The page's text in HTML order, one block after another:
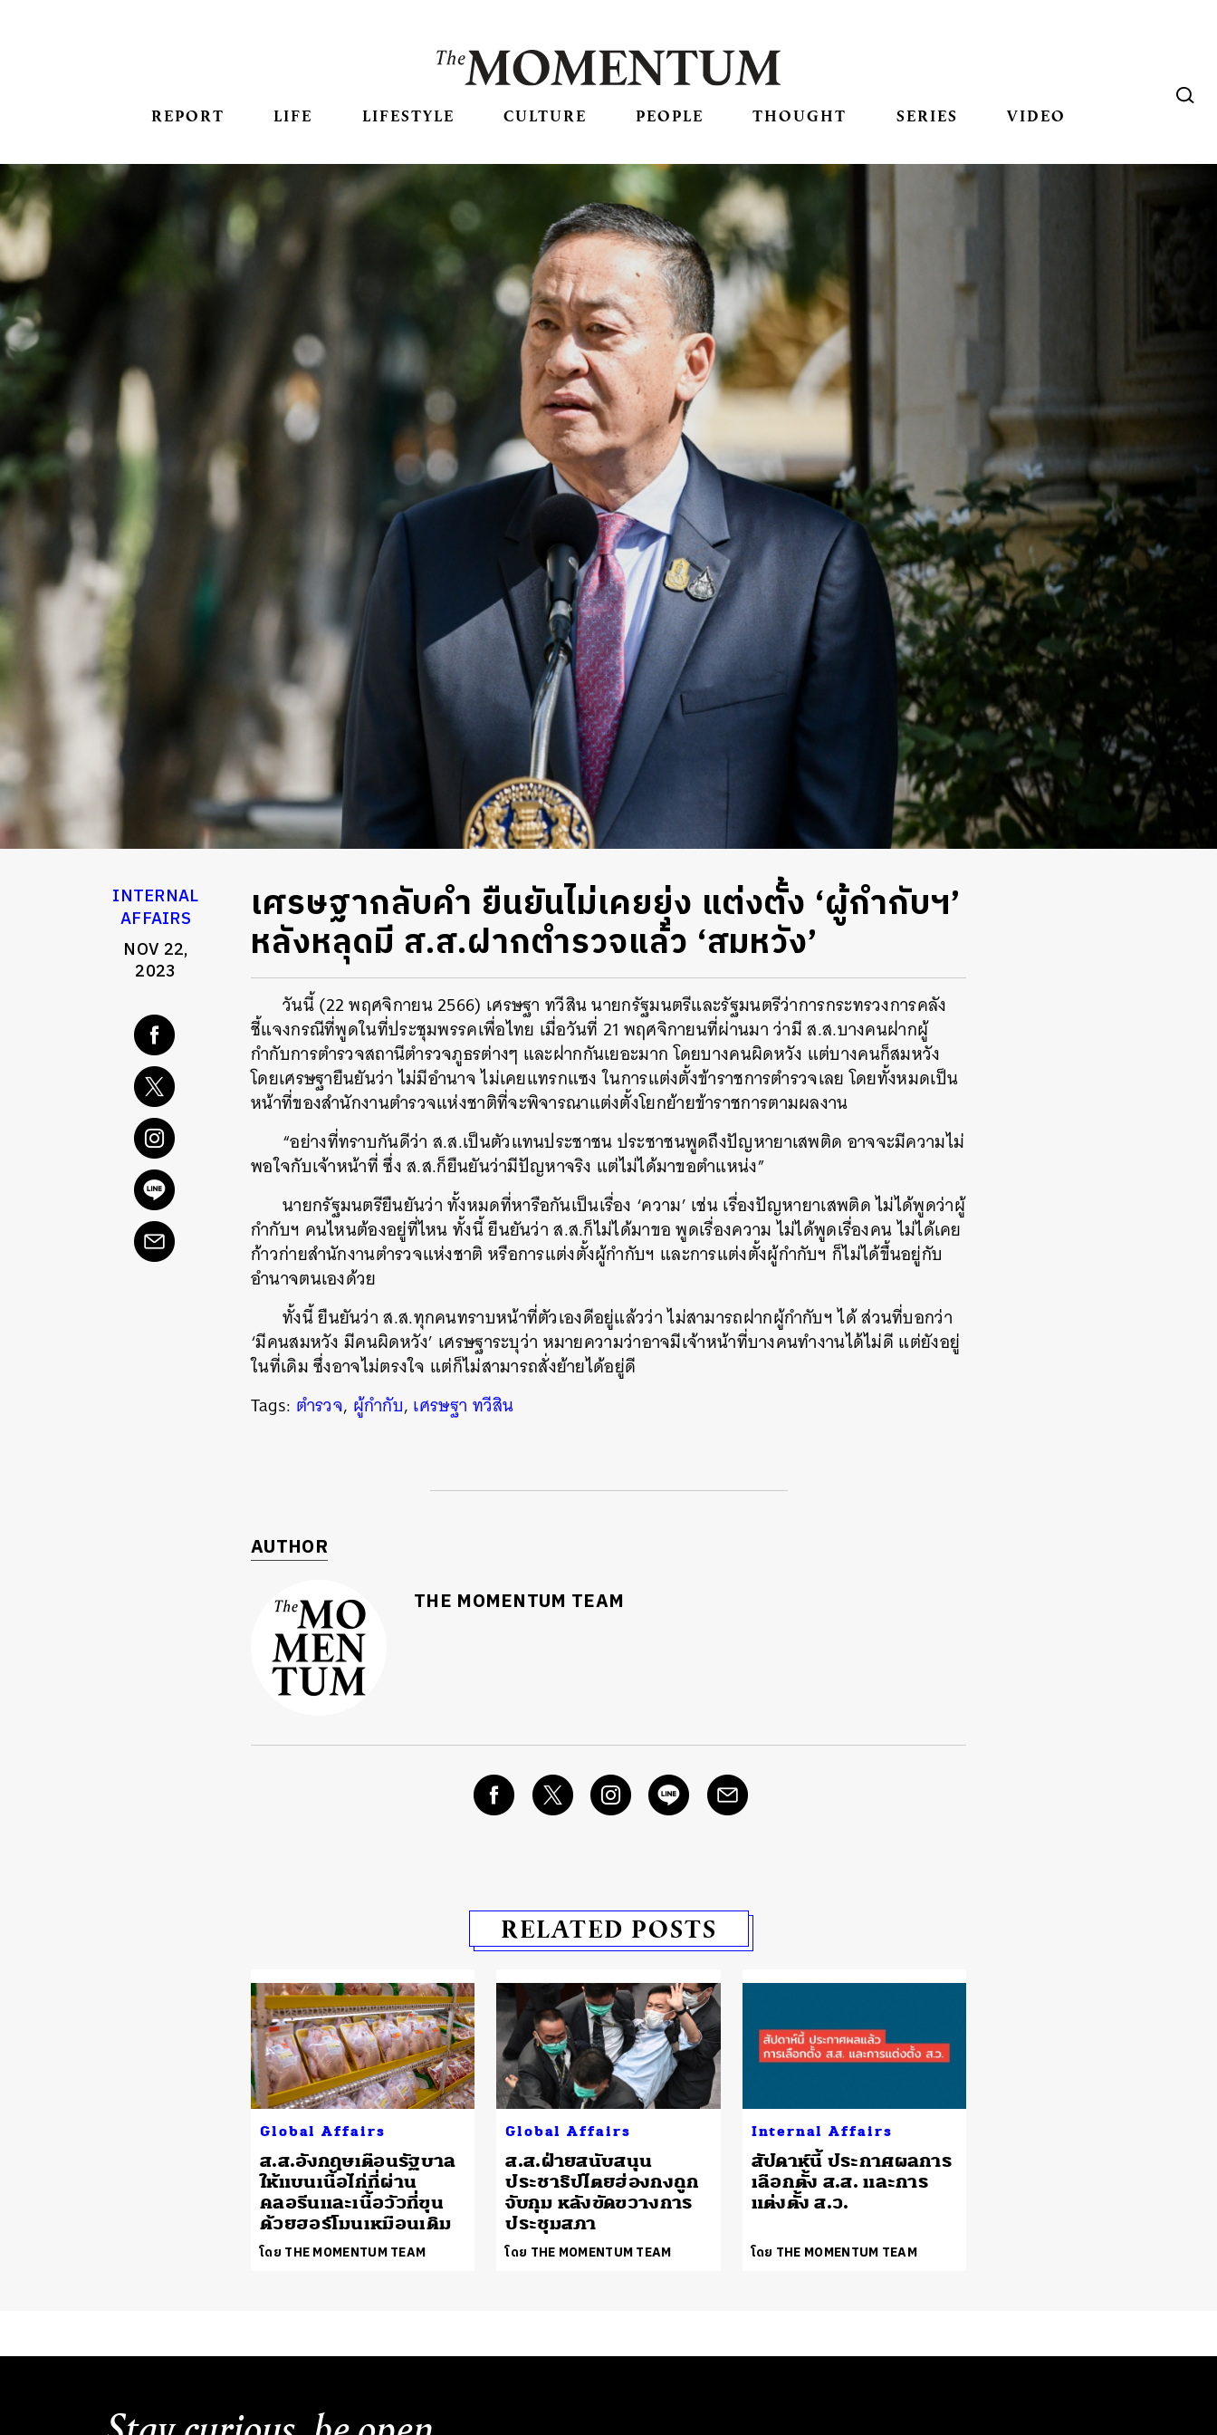
REPORT LIFE LIFESTYLE CULTURE PEOPLE THOUGHT SERIES VIDEO
INTERNAL
AFFAIRS
NOV 22,
2023
เศรษฐากลับคำ ยืนยันไม่เคยยุ่ง แต่งตั้ง ‘ผู้กำกับฯ’
หลังหลุดมี ส.ส.ฝากตำรวจแล้ว ‘สมหวัง’
วันนี้ (22 พฤศจิกายน 2566) เศรษฐา ทวีสิน นายกรัฐมนตรีและรัฐมนตรีว่าการกระทรวงการคลัง
ชี้แจงกรณีที่พูดในที่ประชุมพรรคเพื่อไทย เมื่อวันที่ 21 พฤศจิกายนที่ผ่านมา ว่ามี ส.ส.บางคนฝากผู้
กำกับการตำรวจสถานีตำรวจภูธรต่างๆ และฝากกันเยอะมาก โดยบางคนผิดหวัง แต่บางคนก็สมหวัง
โดยเศรษฐายืนยันว่า ไม่มีอำนาจ ไม่เคยแทรกแซง ในการแต่งตั้งข้าราชการตำรวจเลย โดยทั้งหมดเป็น
หน้าที่ของสำนักงานตำรวจแห่งชาติที่จะพิจารณาแต่งตั้งโยกย้ายข้าราชการตามผลงาน
“อย่างที่ทราบกันดีว่า ส.ส.เป็นตัวแทนประชาชน ประชาชนพูดถึงปัญหายาเสพติด อาจจะมีความไม่
พอใจกับเจ้าหน้าที่ ซึ่ง ส.ส.ก็ยืนยันว่ามีปัญหาจริง แต่ไม่ได้มาขอตำแหน่ง”
นายกรัฐมนตรียืนยันว่า ทั้งหมดที่หารือกันเป็นเรื่อง ‘ความ’ เช่น เรื่องปัญหายาเสพติด ไม่ได้พูดว่าผู้
กำกับฯ คนไหนต้องอยู่ที่ไหน ทั้งนี้ ยืนยันว่า ส.ส.ก็ไม่ได้มาขอ พูดเรื่องความ ไม่ได้พูดเรื่องคน ไม่ได้เคย
ก้าวก่ายสำนักงานตำรวจแห่งชาติ หรือการแต่งตั้งผู้กำกับฯ และการแต่งตั้งผู้กำกับฯ ก็ไม่ได้ขึ้นอยู่กับ
อำนาจตนเองด้วย
ทั้งนี้ ยืนยันว่า ส.ส.ทุกคนทราบหน้าที่ตัวเองดีอยู่แล้วว่า ไม่สามารถฝากผู้กำกับฯ ได้ ส่วนที่บอกว่า
‘มีคนสมหวัง มีคนผิดหวัง’ เศรษฐาระบุว่า หมายความว่าอาจมีเจ้าหน้าที่บางคนทำงานได้ไม่ดี แต่ยังอยู่
ในที่เดิม ซึ่งอาจไม่ตรงใจ แต่ก็ไม่สามารถสั่งย้ายได้อยู่ดี
Tags: ตำรวจ, ผู้กำกับ, เศรษฐา ทวีสิน
AUTHOR
THE MOMENTUM TEAM
RELATED POSTS
Global Affairs
ส.ส.อังกฤษเตือนรัฐบาล
ให้แบนเนื้อไก่ที่ผ่าน
คลอรีนและเนื้อวัวที่ขุน
ด้วยฮอร์โมนเหมือนเดิม
โดย THE MOMENTUM TEAM
Global Affairs
ส.ส.ฝ่ายสนับสนุน
ประชาธิปไตยฮ่องกงถูก
จับกุม หลังขัดขวางการ
ประชุมสภา
โดย THE MOMENTUM TEAM
Internal Affairs
สัปดาห์นี้ ประกาศผลการ
เลือกตั้ง ส.ส. และการ
แต่งตั้ง ส.ว.
โดย THE MOMENTUM TEAM
ค้นหา